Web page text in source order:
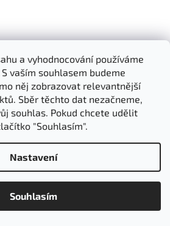
a vyhodnocování používáme
vaším souhlasem budeme
něj zobrazovat relevantnější
Sběr těchto dat nezačneme,
souhlas. Pokud chcete udělit
"Souhlasím".
Nastavení
Souhlasím
- 16:00)